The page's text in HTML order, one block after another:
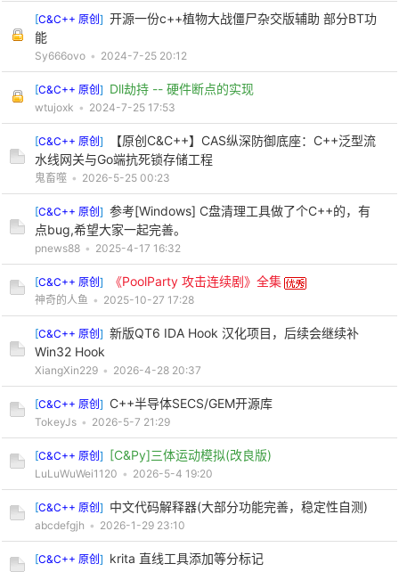
[C&C++ 原创 ] 开源一份c++植物大战僵尸杂交版辅助 部分BT功
能
Sy666ovo • 2024-7-25 20:12
[C&C++ 原创 ] Dll劫持 -- 硬件断点的实现
wtujoxk • 2024-7-25 17:53
[C&C++ 原创 ]
【原创C&C++】CAS纵深防御底座：C++泛型流
水线网关与Go端抗死锁存储工程
鬼畜噬 • 2026-5-25 00:23
[C&C++ 原创 ] 参考[Windows] C盘清理工具做了个C++的，有
点bug,希望大家一起完善。
pnews88 • 2025-4-17 16:32
[C&C++ 原创 ] 《PoolParty 攻击连续剧》全集
神奇的人鱼 • 2025-10-27 17:28
[C&C++ 原创 ] 新版QT6 IDA Hook 汉化项目，后续会继续补
Win32 Hook
XiangXin229 • 2026-4-28 20:37
[C&C++ 原创 ] C++半导体SECS/GEM开源库
TokeyJs • 2026-5-7 21:29
[C&C++ 原创 ] [C&Py]三体运动模拟(改良版)
LuLuWuWei1120 • 2026-5-4 19:20
[C&C++ 原创 ] 中文代码解释器(大部分功能完善，稳定性自测)
abcdefgjh • 2026-1-29 23:10
[C&C++ 原创 ] krita 直线工具添加等分标记